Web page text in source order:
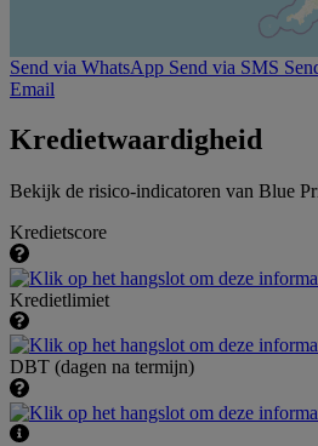
Send via WhatsApp Send via SMS
Email
Kredietwaardigheid
Bekijk de risico-indicatoren van Blue
Kredietscore
Kredietlimiet
DBT (dagen na termijn)